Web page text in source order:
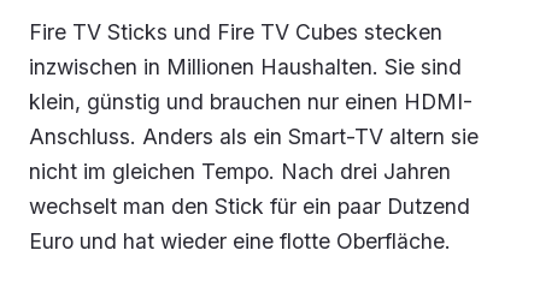
Fire TV Sticks und Fire TV Cubes stecken
inzwischen in Millionen Haushalten. Sie sind
klein, günstig und brauchen nur einen HDMI-
Anschluss. Anders als ein Smart-TV altern sie
nicht im gleichen Tempo. Nach drei Jahren
wechselt man den Stick für ein paar Dutzend
Euro und hat wieder eine flotte Oberfläche.